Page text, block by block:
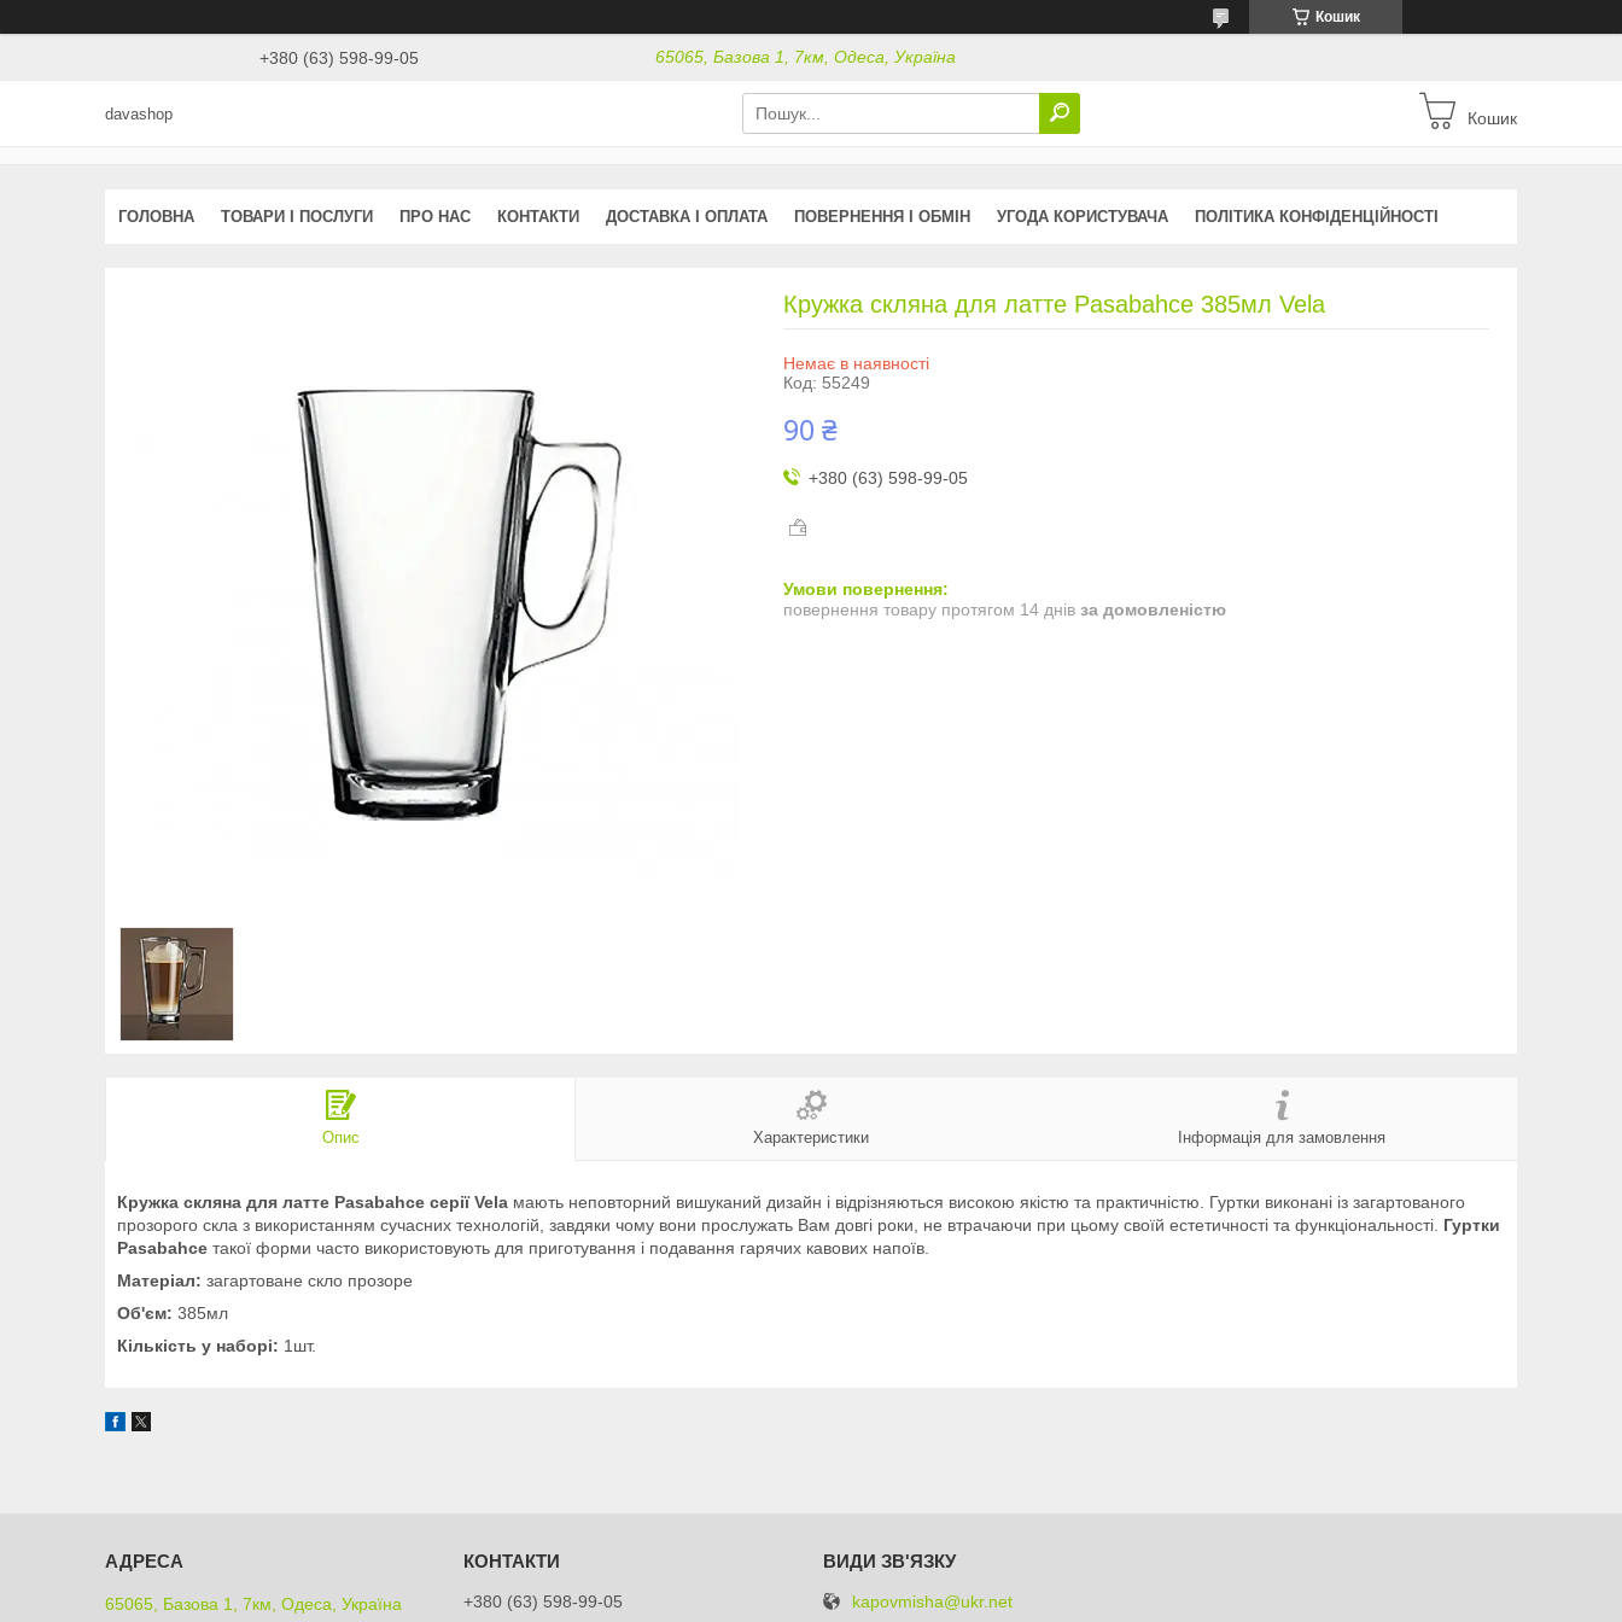
Кошик
+380 (63) 598-99-05 65065, Базова 1, 7км, Одеса, Україна
davashop Кошик
ГОЛОВНА ТОВАРИ І ПОСЛУГИ ПРО НАС КОНТАКТИ ДОСТАВКА І ОПЛАТА ПОВЕРНЕННЯ І ОБМІН УГОДА КОРИСТУВАЧА ПОЛІТИКА КОНФІДЕНЦІЙНОСТІ
Кружка скляна для латте Pasabahce 385мл Vela
Немає в наявності
Код: 55249
90 ₴
+380 (63) 598-99-05
повернення товару протягом 14 днів за домовленістю
Опис Характеристики Інформація для замовлення
Кружка скляна для латте Pasabahce серії Vela мають неповторний вишуканий дизайн і відрізняються високою якістю та практичністю. Гуртки виконані із загартованого
прозорого скла з використанням сучасних технологій, завдяки чому вони прослужать Вам довгі роки, не втрачаючи при цьому своїй естетичності та функціональності. Гуртки
Pasabahce такої форми часто використовують для приготування і подавання гарячих кавових напоїв.
Матеріал: загартоване скло прозоре
Об'єм: 385мл
Кількість у наборі: 1шт.
65065, Базова 1, 7км, Одеса, Україна +380 (63) 598-99-05
kapovmisha@ukr.net